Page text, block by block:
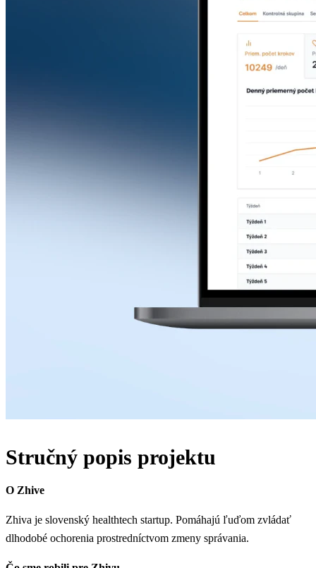
Stručný popis projektu
O Zhive
Zhiva je slovenský healthtech startup. Pomáhajú ľuďom zvládať
dlhodobé ochorenia prostredníctvom zmeny správania.